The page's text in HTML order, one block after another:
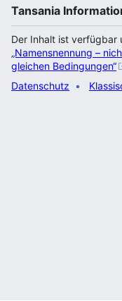
Tansania
Der Inhalt ist verfügbar
„Namensnennung –
gleichen Bedingungen“
Datenschutz